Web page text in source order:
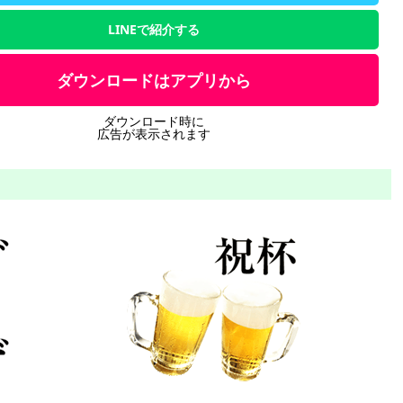
LINEで紹介する
ダウンロードはアプリから
ダウンロード時に
広告が表示されます